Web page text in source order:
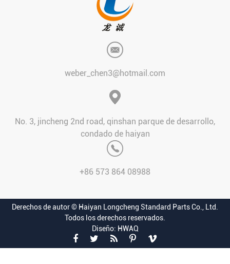
weber_chen3@hotmail.com
No. 3, jincheng 2nd road, qinshan parque de desarrollo,
condado de haiyan
+86 573 864 08988
Derechos de autor © Haiyan Longcheng Standard Parts Co., Ltd.
Todos los derechos reservados.
Diseño: HWAQ